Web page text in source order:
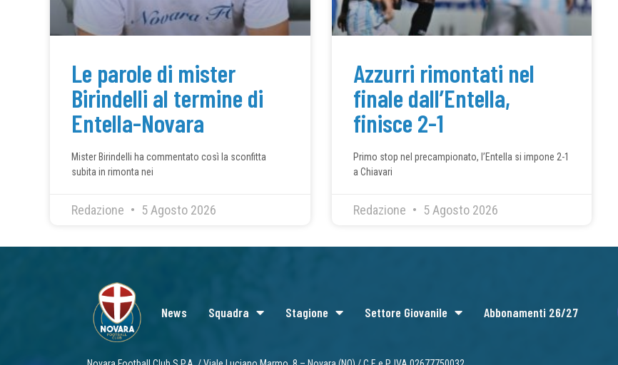
Le parole di mister
Birindelli al termine di
Entella-Novara
Mister Birindelli ha commentato così la sconfitta
subita in rimonta nei
Redazione 5 Agosto 2026
Azzurri rimontati nel
finale dall’Entella,
finisce 2-1
Primo stop nel precampionato, l’Entella si impone 2-1
a Chiavari
Redazione 5 Agosto 2026
News Squadra Stagione Settore Giovanile Abbonamenti 26/27